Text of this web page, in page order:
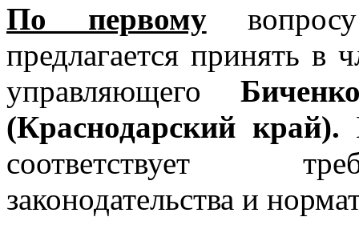
По первомувопросу
предлагается принять
управляющего
(Краснодарский край).
соответствует
законодательства и